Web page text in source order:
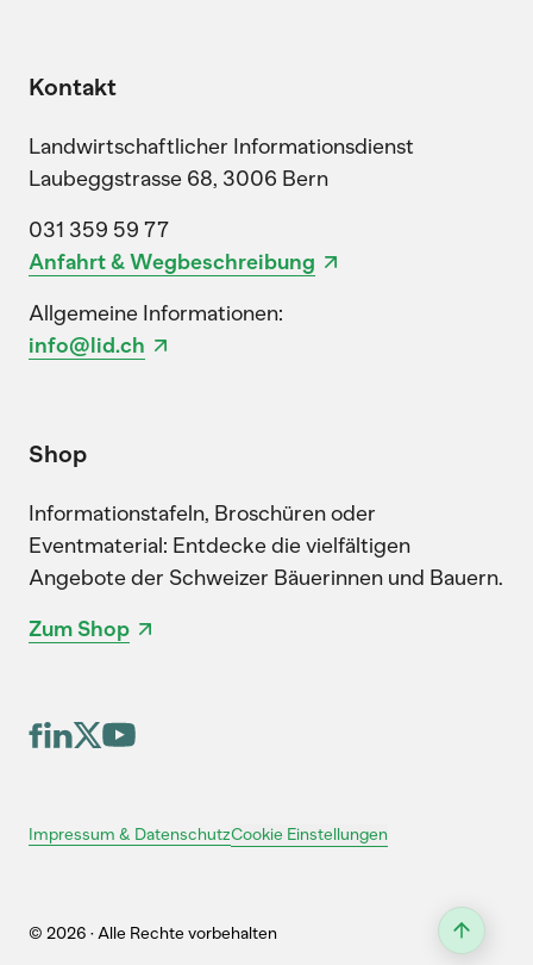
Kontakt
Landwirtschaftlicher Informationsdienst
Laubeggstrasse 68, 3006 Bern
031 359 59 77
Anfahrt & Wegbeschreibung
Allgemeine Informationen:
info@lid.ch
Shop
Informationstafeln, Broschüren oder
Eventmaterial: Entdecke die vielfältigen
Angebote der Schweizer Bäuerinnen und Bauern.
Zum Shop
Impressum & DatenschutzCookie Einstellungen
© 2026 · Alle Rechte vorbehalten